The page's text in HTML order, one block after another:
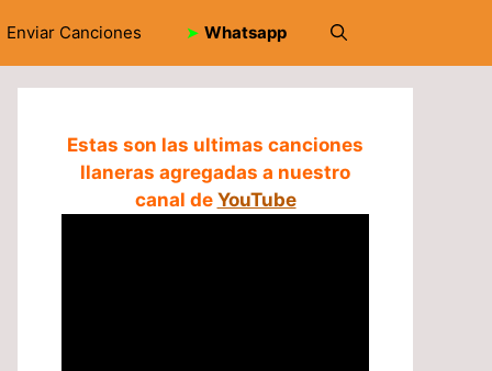
Enviar Canciones ➤ Whatsapp
Estas son las ultimas canciones
llaneras agregadas a nuestro
canal de YouTube